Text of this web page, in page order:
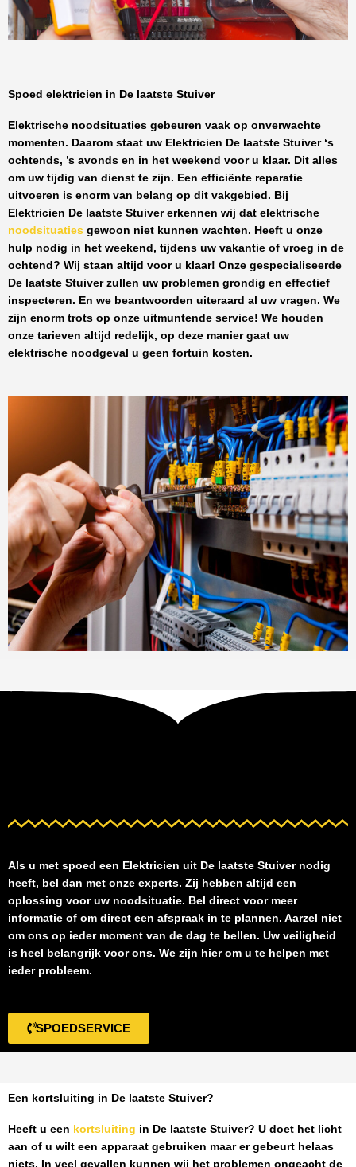
Spoed elektricien in De laatste Stuiver
Elektrische noodsituaties gebeuren vaak op onverwachte
momenten. Daarom staat uw Elektricien De laatste Stuiver‘s
ochtends, ’s avonds en in het weekend voor u klaar. Dit alles
om uw tijdig van dienst te zijn. Een efficiënte reparatie
uitvoeren is enorm van belang op dit vakgebied. Bij
Elektricien De laatste Stuivererkennen wij dat elektrische
noodsituaties gewoon niet kunnen wachten. Heeft u onze
hulp nodig in het weekend, tijdens uw vakantie of vroeg in de
ochtend? Wij staan altijd voor u klaar! Onze gespecialiseerde
De laatste Stuiverzullen uw problemen grondig en effectief
inspecteren. En we beantwoorden uiteraard al uw vragen. We
zijn enorm trots op onze uitmuntende service! We houden
onze tarieven altijd redelijk, op deze manier gaat uw
elektrische noodgeval u geen fortuin kosten.
Als u met spoed een Elektricien uit De laatste Stuiver nodig
heeft, bel dan met onze experts. Zij hebben altijd een
oplossing voor uw noodsituatie. Bel direct voor meer
informatie of om direct een afspraak in te plannen. Aarzel niet
om ons op ieder moment van de dag te bellen. Uw veiligheid
is heel belangrijk voor ons. We zijn hier om u te helpen met
ieder probleem.
SPOEDSERVICE
Een kortsluiting in De laatste Stuiver?
Heeft u een kortsluiting in De laatste Stuiver? U doet het licht
aan of u wilt een apparaat gebruiken maar er gebeurt helaas
niets. In veel gevallen kunnen wij het problemen ongeacht de